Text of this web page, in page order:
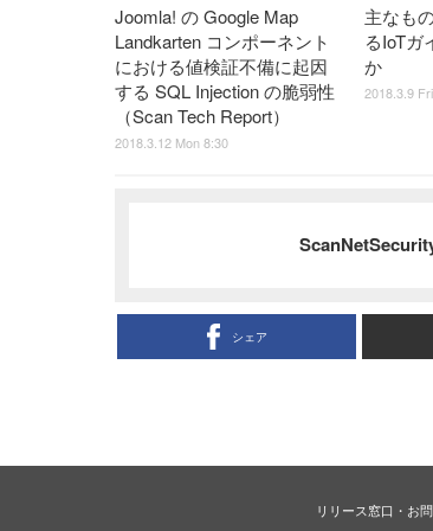
Joomla! の Google Map
Landkarten コンポーネント
における値検証不備に起因
する SQL Injection の脆弱性
（Scan Tech Report）
2018.3.12 Mon 8:30
主なも
るIoTガ
か
2018.3.9
シェア
リリース窓口・お